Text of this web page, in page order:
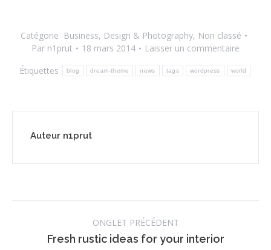
Catégorie Business, Design & Photography, Non classé
Par n1prut 18 mars 2014
Laisser un commentaire
Étiquettes
blog dream-theme news tags wordpress world
Auteur n1prut
ONGLET PRÉCÉDENT
Onglet
Fresh rustic ideas for your interior